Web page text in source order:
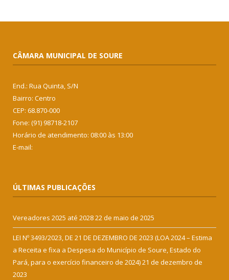
CÂMARA MUNICIPAL DE SOURE
End.: Rua Quinta, S/N
Bairro: Centro
CEP: 68.870-000
Fone: (91) 98718-2107
Horário de atendimento: 08:00 às 13:00
E-mail:
ÚLTIMAS PUBLICAÇÕES
Vereadores 2025 até 202822 de maio de 2025
LEI Nº 3493/2023, DE 21 DE DEZEMBRO DE 2023 (LOA 2024 – Estima
a Receita e fixa a Despesa do Município de Soure, Estado do
Pará, para o exercício financeiro de 2024)21 de dezembro de
2023